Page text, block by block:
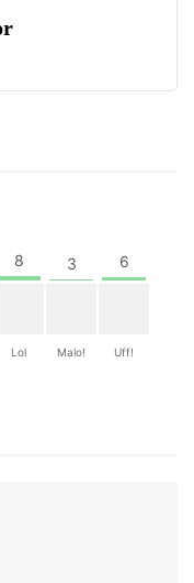
8
Lol
3
Malo!
6
Uff!